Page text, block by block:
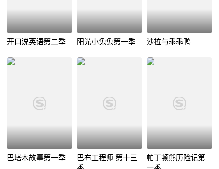
开口说英语第二季 阳光小兔兔第一季 沙拉与乖乖鸭
巴塔木故事第一季
巴布工程师 第十三
帕丁顿熊历险记第